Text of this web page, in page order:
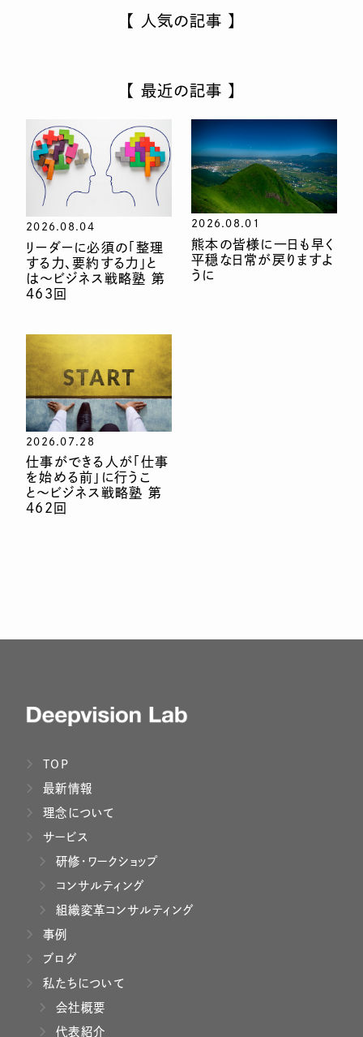
【 人気の記事 】
【 最近の記事 】
2026.08.04
リーダーに必須の「整理
する力、要約する力」と
は〜ビジネス戦略塾 第
463回
2026.08.01
熊本の皆様に一日も早く
平穏な日常が戻りますよ
うに
2026.07.28
仕事ができる人が「仕事
を始める前」に行うこ
と〜ビジネス戦略塾 第
462回
TOP
最新情報
理念について
サービス
研修・ワークショップ
コンサルティング
組織変革コンサルティング
事例
ブログ
私たちについて
会社概要
代表紹介